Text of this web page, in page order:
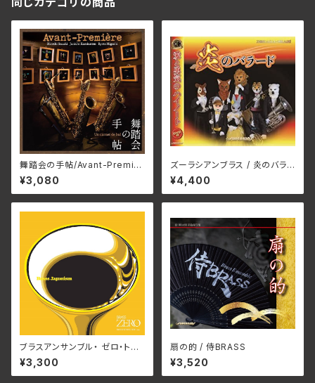
舞踏会の手帖/Avant-Premièr
e(ア ヴァン・プルミエ) ZIP-00
65
¥3,080
ズーラシアンブラス / 炎のバラ
ード
¥4,400
ブラスアンサンブル・ ゼロ・トー
キョー / ブラス・ジャポニズム
¥3,300
扇の的 / 侍BRASS
¥3,520